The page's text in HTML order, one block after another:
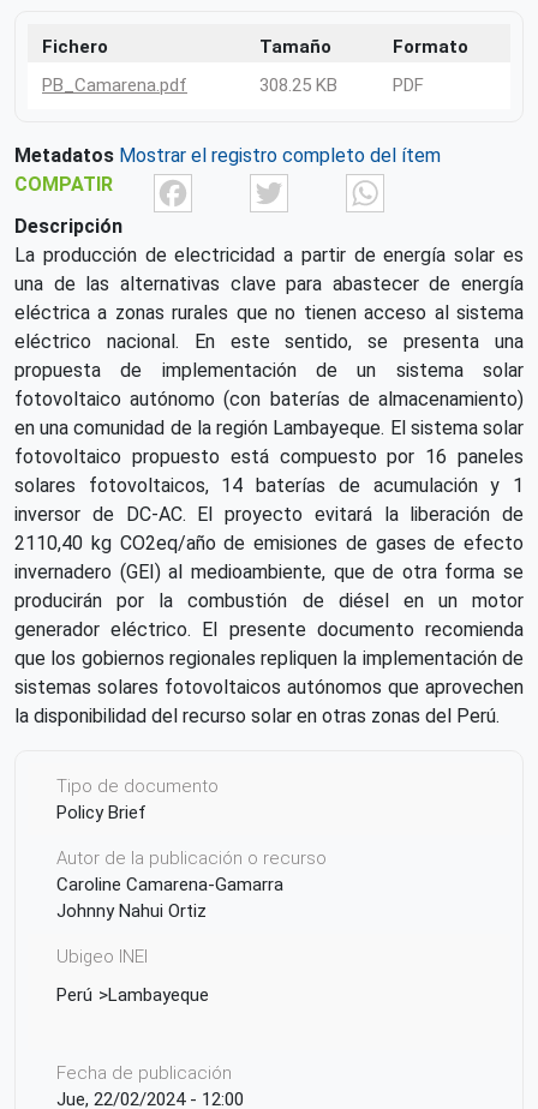
Fichero Tamaño
Formato
PB_Camarena.pdf
308.25 KB PDF
Metadatos Mostrar el registro completo del ítem
COMPATIR
FacebookTwitter
Descripción
La producción de electricidad a partir de energía solar es
una de las alternativas clave para abastecer de energía
eléctrica a zonas rurales que no tienen acceso al sistema
eléctrico nacional. En este sentido, se presenta una
propuesta de implementación de un sistema solar
fotovoltaico autónomo (con baterías de almacenamiento)
en una comunidad de la región Lambayeque. El sistema solar
fotovoltaico propuesto está compuesto por 16 paneles
solares fotovoltaicos, 14 baterías de acumulación y 1
inversor de DC-AC. El proyecto evitará la liberación de
2110,40 kg CO2eq/año de emisiones de gases de efecto
invernadero (GEI) al medioambiente, que de otra forma se
producirán por la combustión de diésel en un motor
generador eléctrico. El presente documento recomienda
que los gobiernos regionales repliquen la implementación de
sistemas solares fotovoltaicos autónomos que aprovechen
la disponibilidad del recurso solar en otras zonas del Perú.
Tipo de documento
Policy Brief
Autor de la publicación o recurso
Caroline Camarena-Gamarra
Johnny Nahui Ortiz
Ubigeo INEI
Perú
Lambayeque
Fecha de publicación
Jue, 22/02/2024 - 12:00